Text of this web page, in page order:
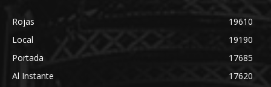
Rojas
19610
Local
19190
Portada
17685
Al Instante
17620